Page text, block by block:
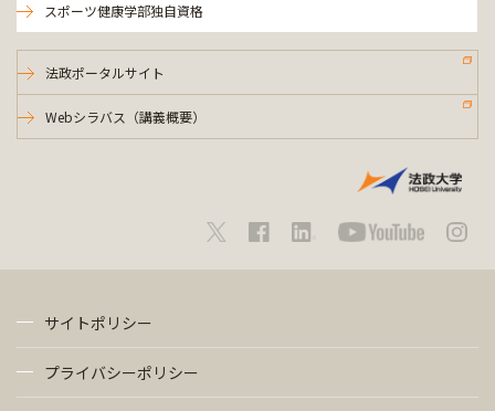
スポーツ健康学部独自資格
法政ポータルサイト
Webシラバス（講義概要）
サイトポリシー
プライバシーポリシー